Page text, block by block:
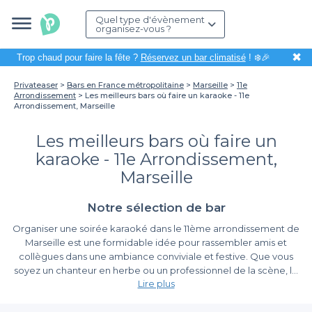
Quel type d'évènement
organisez-vous ?
Trop chaud pour faire la fête ? Réservez un bar climatisé! ❄️🎉 ✖
Privateaser Bars en France métropolitaine Marseille
11e
Arrondissement
Les meilleurs bars où faire un karaoke - 11e
Arrondissement, Marseille
Les meilleurs bars où faire un
karaoke - 11e Arrondissement,
Marseille
Notre sélection de bar
Organiser une soirée karaoké dans le 11ème arrondissement de
Marseille est une formidable idée pour rassembler amis et
collègues dans une ambiance conviviale et festive. Que vous
soyez un chanteur en herbe ou un professionnel de la scène, le
karaoké promet de nombreux éclats de rire et des souvenirs
Lire plus